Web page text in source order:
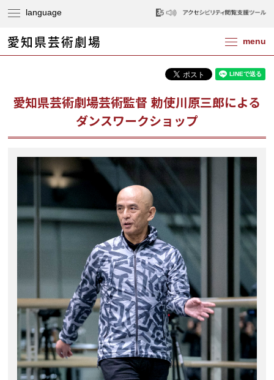
愛知県芸術劇場芸術監督 勅使川原三郎による
ダンスワークショップ